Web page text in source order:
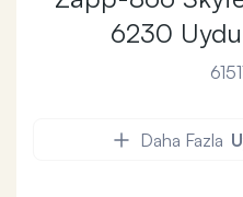
6230
Daha Fazla